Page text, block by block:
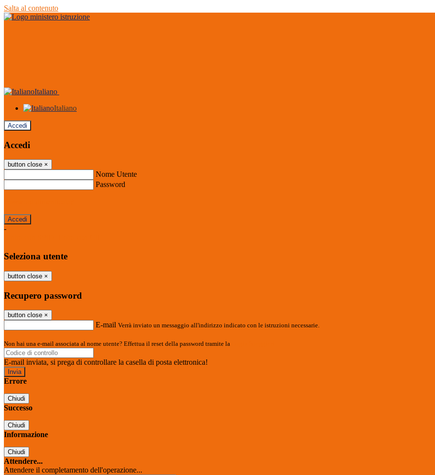
Salta al contenuto
Italiano
Italiano
Accedi
Accedi
button close ×
Nome Utente
Password
-
Seleziona utente
button close ×
Recupero password
button close ×
E-mail Verrà inviato un messaggio all'indirizzo indicato con le istruzioni necessarie.
Non hai una e-mail associata al nome utente? Effettua il reset della password tramite la
E-mail inviata, si prega di controllare la casella di posta elettronica!
Errore
Chiudi
Successo
Chiudi
Informazione
Chiudi
Attendere...
Attendere il completamento dell'operazione...